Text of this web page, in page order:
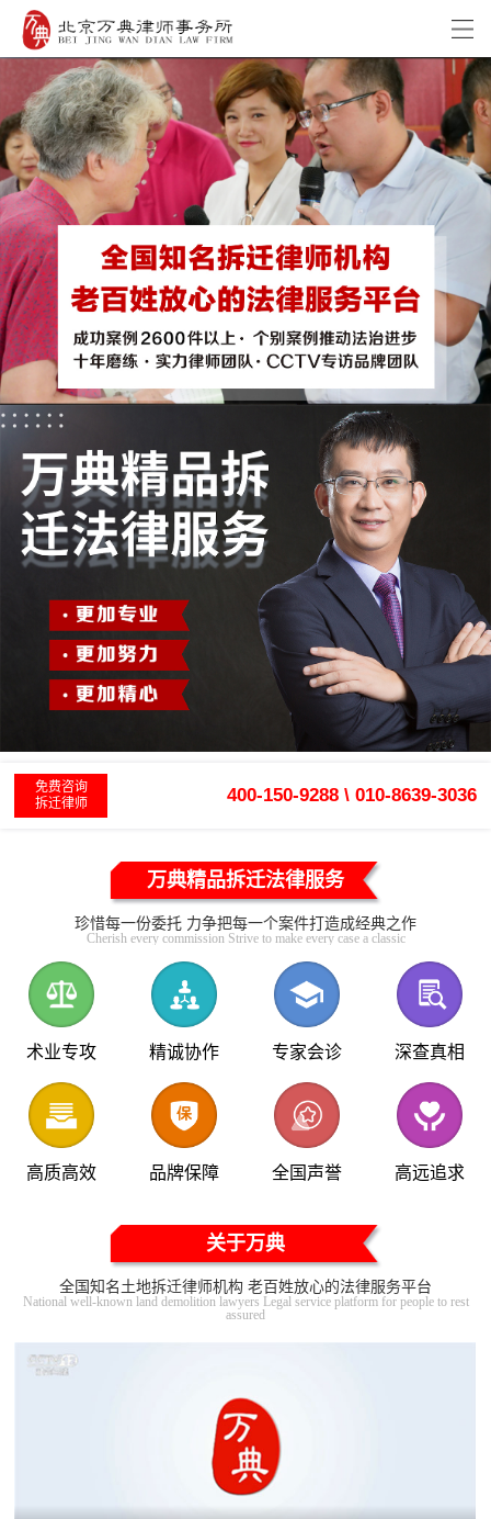
免费咨询
拆迁律师
400-150-9288 \ 010-8639-3036
万典精品拆迁法律服务
珍惜每一份委托 力争把每一个案件打造成经典之作
Cherish every commission Strive to make every case a classic
术业专攻 精诚协作 专家会诊 深查真相
高质高效 品牌保障 全国声誉 高远追求
关于万典
全国知名土地拆迁律师机构 老百姓放心的法律服务平台
National well-known land demolition lawyers Legal service platform for people to rest
assured